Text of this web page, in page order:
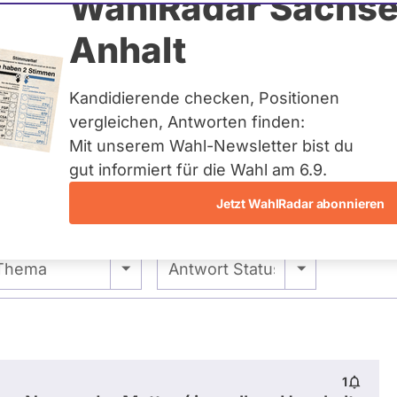
Anhalt
Kandidierende checken, Positionen
vergleichen, Antworten finden:
Mit unserem Wahl-Newsletter bist du
gut informiert für die Wahl am 6.9.
Jetzt WahlRadar abonnieren
und kein zukünftiges
auf Landes-, Bundes-
über eine
erfasst.
Alle - Antwort Status
- Alle -
1